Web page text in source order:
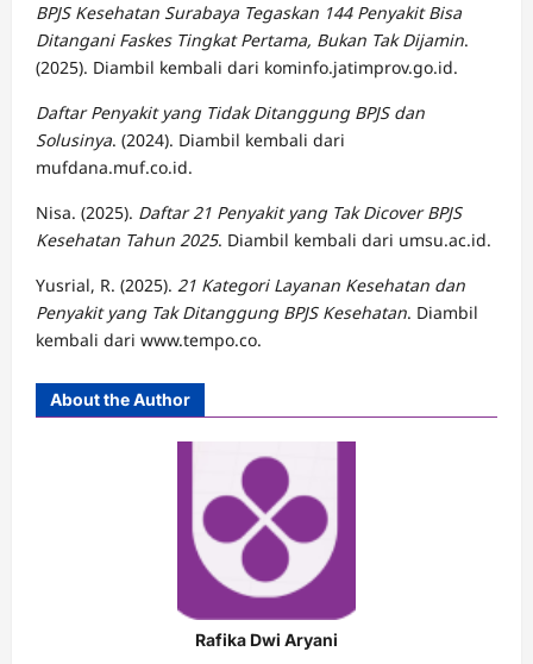
BPJS Kesehatan Surabaya Tegaskan 144 Penyakit Bisa
Ditangani Faskes Tingkat Pertama, Bukan Tak Dijamin.
(2025). Diambil kembali dari kominfo.jatimprov.go.id.
Daftar Penyakit yang Tidak Ditanggung BPJS dan
Solusinya. (2024). Diambil kembali dari
mufdana.muf.co.id.
Nisa. (2025). Daftar 21 Penyakit yang Tak Dicover BPJS
Kesehatan Tahun 2025. Diambil kembali dari umsu.ac.id.
Yusrial, R. (2025). 21 Kategori Layanan Kesehatan dan
Penyakit yang Tak Ditanggung BPJS Kesehatan. Diambil
kembali dari www.tempo.co.
About the Author
Rafika Dwi Aryani